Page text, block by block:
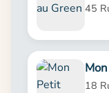
45
18